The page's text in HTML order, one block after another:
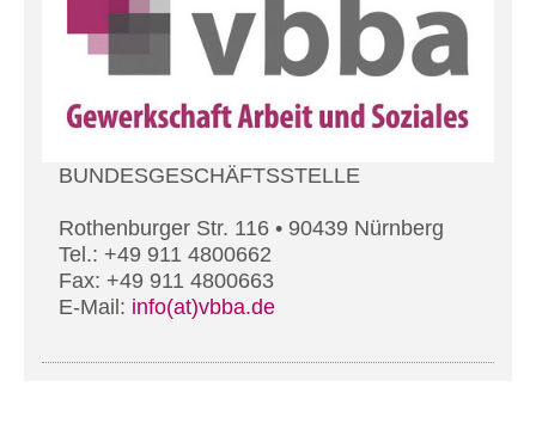
BUNDESGESCHÄFTSSTELLE
Rothenburger Str. 116 • 90439 Nürnberg
Tel.: +49 911 4800662
Fax: +49 911 4800663
E-Mail: info(at)vbba.de